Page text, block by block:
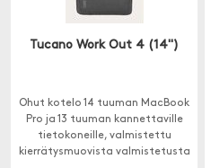
Tucano Work Out 4 (14")
Ohut kotelo 14 tuuman MacBook
Pro ja 13 tuuman kannettaville
tietokoneille, valmistettu
kierrätysmuovista valmistetusta